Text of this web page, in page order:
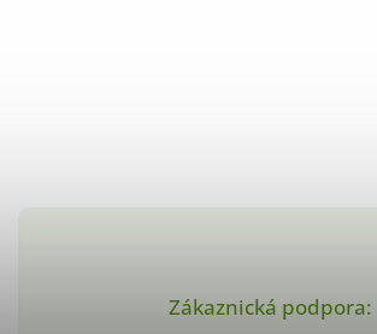
Zákaznická podpora: